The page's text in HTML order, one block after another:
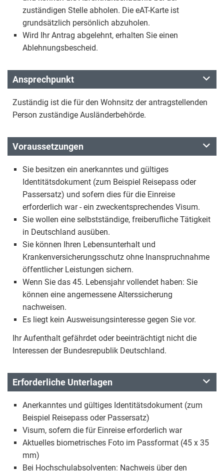
zuständigen Stelle abholen. Die eAT-Karte ist
grundsätzlich persönlich abzuholen.
Wird Ihr Antrag abgelehnt, erhalten Sie einen
Ablehnungsbescheid.
Ansprechpunkt
Zuständig ist die für den Wohnsitz der antragstellenden
Person zuständige Ausländerbehörde.
Voraussetzungen
Sie besitzen ein anerkanntes und gültiges
Identitätsdokument (zum Beispiel Reisepass oder
Passersatz) und sofern dies für die Einreise
erforderlich war - ein zweckentsprechendes Visum.
Sie wollen eine selbstständige, freiberufliche Tätigkeit
in Deutschland ausüben.
Sie können Ihren Lebensunterhalt und
Krankenversicherungsschutz ohne Inanspruchnahme
öffentlicher Leistungen sichern.
Wenn Sie das 45. Lebensjahr vollendet haben: Sie
können eine angemessene Alterssicherung
nachweisen.
Es liegt kein Ausweisungsinteresse gegen Sie vor.
Ihr Aufenthalt gefährdet oder beeinträchtigt nicht die
Interessen der Bundesrepublik Deutschland.
Erforderliche Unterlagen
Anerkanntes und gültiges Identitätsdokument (zum
Beispiel Reisepass oder Passersatz)
Visum, sofern die für Einreise erforderlich war
Aktuelles biometrisches Foto im Passformat (45 x 35
mm)
Bei Hochschulabsolventen: Nachweis über den